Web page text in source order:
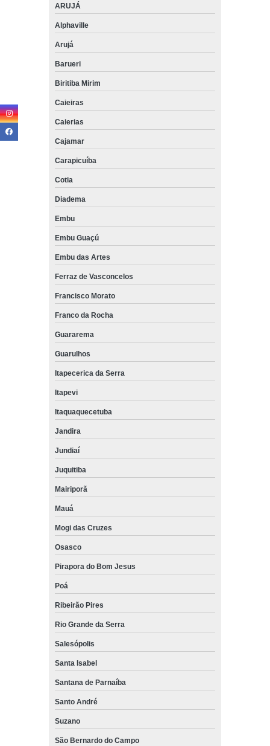
ARUJÁ
Alphaville
Arujá
Barueri
Biritiba Mirim
Caieiras
Caierias
Cajamar
Carapicuíba
Cotia
Diadema
Embu
Embu Guaçú
Embu das Artes
Ferraz de Vasconcelos
Francisco Morato
Franco da Rocha
Guararema
Guarulhos
Itapecerica da Serra
Itapevi
Itaquaquecetuba
Jandira
Jundiaí
Juquitiba
Mairiporã
Mauá
Mogi das Cruzes
Osasco
Pirapora do Bom Jesus
Poá
Ribeirão Pires
Rio Grande da Serra
Salesópolis
Santa Isabel
Santana de Parnaíba
Santo André
Suzano
São Bernardo do Campo